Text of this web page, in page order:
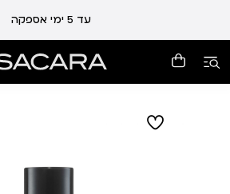
עד 5 ימי אספקה